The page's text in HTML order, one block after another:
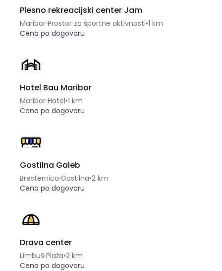
Plesno rekreacijski center Jam
Maribor Prostor za športne aktivnosti•1 km
Cena po dogovoru
Hotel Bau Maribor
Maribor Hotel•1 km
Cena po dogovoru
Gostilna Galeb
Bresternica Gostilna•2 km
Cena po dogovoru
Drava center
Limbuš Plaža•2 km
Cena po dogovoru